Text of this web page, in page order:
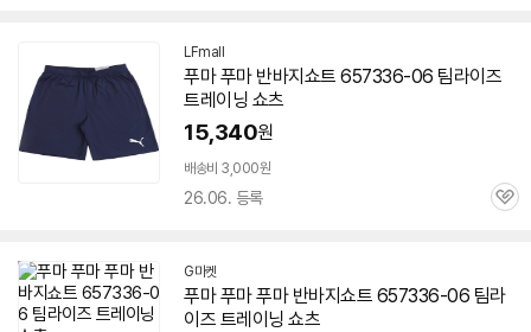
LFmall
푸마 푸마 반바지쇼트 657336-06 팀라이즈
트레이닝 쇼츠
15,340원
배송비 3,000원
26.06. 등록
관
G마켓
푸마 푸마 푸마 반바지쇼트 657336-06 팀라
이즈 트레이닝 쇼츠